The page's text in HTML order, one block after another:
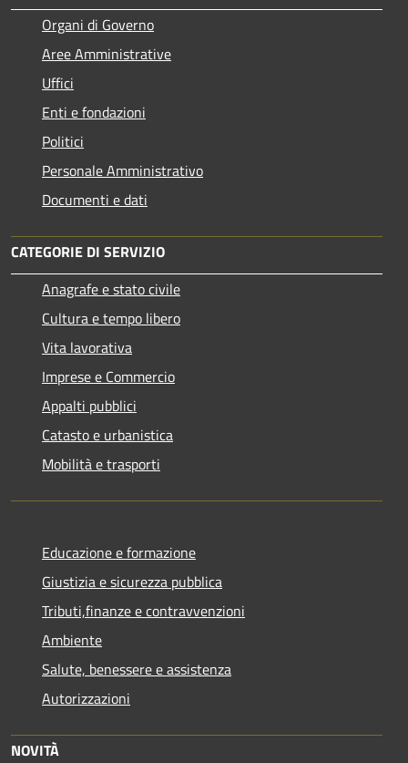
Organi di Governo
Aree Amministrative
Uffici
Enti e fondazioni
Politici
Personale Amministrativo
Documenti e dati
CATEGORIE DI SERVIZIO
Anagrafe e stato civile
Cultura e tempo libero
Vita lavorativa
Imprese e Commercio
Appalti pubblici
Catasto e urbanistica
Mobilità e trasporti
Educazione e formazione
Giustizia e sicurezza pubblica
Tributi,finanze e contravvenzioni
Ambiente
Salute, benessere e assistenza
Autorizzazioni
NOVITÀ